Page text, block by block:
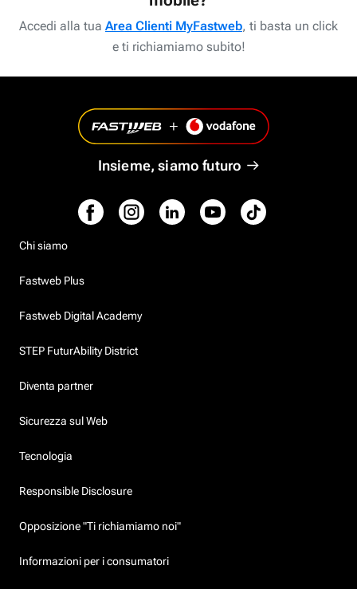
Accedi alla tua Area Clienti MyFastweb, ti basta un click
e ti richiamiamo subito!
Insieme, siamo futuro
Chi siamo
Fastweb Plus
Fastweb Digital Academy
STEP FuturAbility District
Diventa partner
Sicurezza sul Web
Tecnologia
Responsible Disclosure
Opposizione "Ti richiamiamo noi"
Informazioni per i consumatori